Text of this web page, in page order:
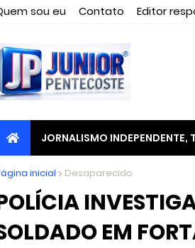
sou eu Contato Editor
JORNALISMO INDEPENDENTE,
inicial Desaparecido
EM